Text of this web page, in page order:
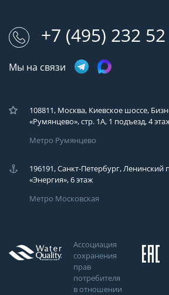
+7 (495) 232
Мы на связи
108811, Москва, Киевское шоссе,
«Румянцево», стр. 1А, 1 подъезд, 4
Метро Румянцево
196191, Санкт-Петербург, Ленинский
«Энергия», 6 этаж
Метро Московская
Ассоциация
сохранения
прав
потребителя
в отношении